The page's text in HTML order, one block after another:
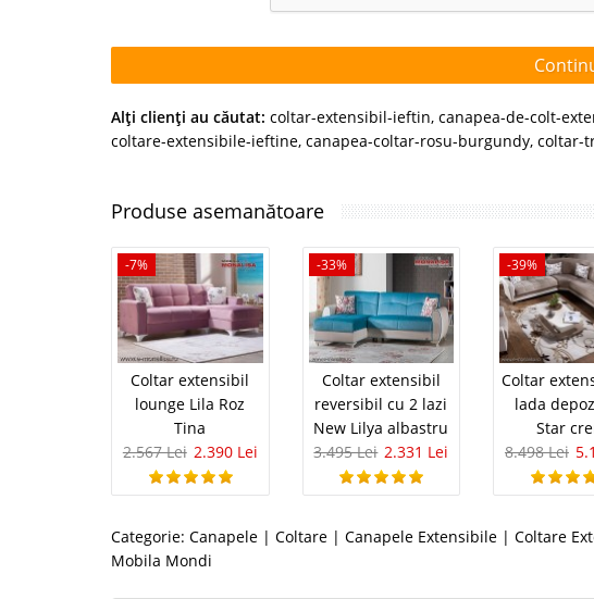
Alţi clienţi au căutat: coltar-extensibil-ieftin, canapea-de-colt-
coltare-extensibile-ieftine, canapea-coltar-rosu-burgundy, coltar-
Produse asemanătoare
-7%
Coltar extensibil
lounge Lila Roz
Tina
2.567 Lei 2.390 Lei
-33%
Coltar extensibil
reversibil cu 2 lazi
New Lilya albastru
3.495 Lei 2.331 Lei
-39%
Coltar
lada
Star
8.498 Lei
Categorie: Canapele | Coltare | Canapele Extensibile | Coltare
Mobila Mondi